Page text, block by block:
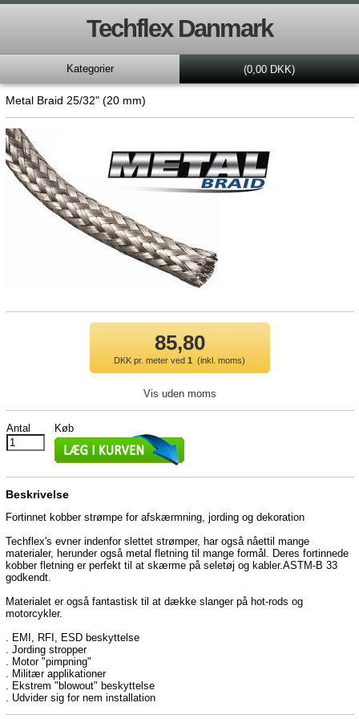
Techflex Danmark
Kategorier (0,00 DKK)
Metal Braid 25/32" (20 mm)
85,80
DKK pr. meter ved 1 (inkl. moms)
Vis uden moms
Antal Køb
Beskrivelse
Fortinnet kobber strømpe for afskærmning, jording og dekoration
Techflex's evner indenfor slettet strømper, har også nåettil mange
materialer, herunder også metal fletning til mange formål. Deres fortinnede
kobber fletning er perfekt til at skærme på seletøj og kabler.ASTM-B 33
godkendt.
Materialet er også fantastisk til at dække slanger på hot-rods og
motorcykler.
. EMI, RFI, ESD beskyttelse
. Jording stropper
. Motor "pimpning"
. Militær applikationer
. Ekstrem "blowout" beskyttelse
. Udvider sig for nem installation